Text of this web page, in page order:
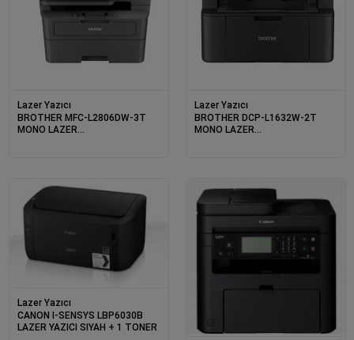
Lazer Yazıcı
BROTHER MFC-L2806DW-3T
MONO LAZER
Lazer Yazıcı
BROTHER DCP-L1632W-2T
MONO LAZER
Lazer Yazıcı
CANON I-SENSYS LBP6030B
LAZER YAZICI SIYAH + 1 TONER